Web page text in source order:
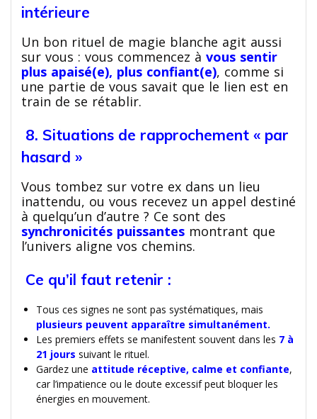
intérieure
Un bon rituel de magie blanche agit aussi
sur vous : vous commencez à vous sentir
plus apaisé(e), plus confiant(e), comme si
une partie de vous savait que le lien est en
train de se rétablir.
8. Situations de rapprochement « par
hasard »
Vous tombez sur votre ex dans un lieu
inattendu, ou vous recevez un appel destiné
à quelqu’un d’autre ? Ce sont des
synchronicités puissantes montrant que
l’univers aligne vos chemins.
Ce qu’il faut retenir :
Tous ces signes ne sont pas systématiques, mais
plusieurs peuvent apparaître simultanément.
Les premiers effets se manifestent souvent dans les 7 à
21 jours suivant le rituel.
Gardez une attitude réceptive, calme et confiante,
car l’impatience ou le doute excessif peut bloquer les
énergies en mouvement.